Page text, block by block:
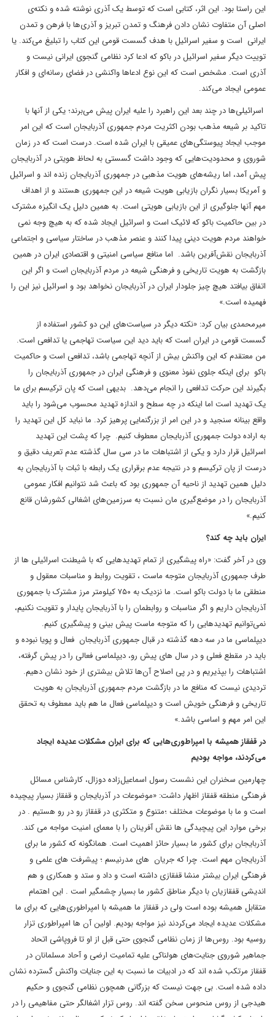
این راستا بود. این اثر، کتابی است که توسط یک آذری نوشته شده و نکته‌ی
اصلی آن متفاوت نشان دادن فرهنگ و تمدن تبریز و آذری‌ها با فرهن و تمدن
ایرانی است و سفیر اسرائیل با هدف گسست قومی این کتاب را تبلیغ می‌کند. یا
توییت دیگر سفیر اسرائیل در باکو که ادعا کرد نظامی گنجوی ایرانی نیست و
آذری است. مشخص است که این نوع ادعاها واکنشی در فضای رسانه‌ای و افکار
عمومی ایجاد می‌کند.
اسرائیلی‌ها در چند بعد این راهبرد را علیه ایران پیش می‌برند؛ یکی از آنها با
تاکید بر شیعه مذهب بودن اکثریت مردم جمهوری آذربایجان است که این امر
موجب ایجاد پیوستگی‌های عمیقی با ایران شده است. درست است که در زمان
شوروی و محدودیت‌هایی که وجود داشت گسستی به لحاظ هویتی در آذربایجان
پیش آمد، اما ریشه‌های هویت مذهبی در جمهوری آذربایجان زنده اند و اسرائیل
و آمریکا بسیار نگران بازیابی هویت شیعه در این جمهوری هستند و از اهداف
مهم آنها جلوگیری از این بازیابی هویتی است. به همین دلیل یک انگیزه مشترک
در بین حاکمیت باکو که لائیک است و اسرائیل ایجاد شده که به هیچ وجه نمی
خواهند مردم هویت دینی پیدا کنند و عنصر مذهب در ساختار سیاسی و اجتماعی
آذربایجان نقش‌آفرین باشد. اما منافع سیاسی امنیتی و اقتصادی ایران در همین
بازگشت به هویت تاریخی و فرهنگی شیعه در مردم آذربایجان است و اگر این
اتفاق بیافتد هیچ چیز جلودار ایران در آذربایجان نخواهد بود و اسرائیل نیز این را
فهمیده است.»
میرمحمدی بیان کرد: «نکته دیگر در سیاست‌های این دو کشور استفاده از
گسست قومی در ایران است که باید دید این سیاست تهاجمی یا تدافعی است.
من معتقدم که این واکنش بیش از آنچه تهاجمی باشد، تدافعی است و حاکمیت
باکو برای اینکه جلوی نفوذ معنوی و فرهنگی ایران در جمهوری آذربایجان را
بگیرند این حرکت تدافعی را انجام می‌دهد. بدیهی است که پان ترکیسم برای ما
یک تهدید است اما اینکه در چه سطح و اندازه تهدید محسوب می‌شود را باید
واقع بینانه سنجید و در این امر از بزرگنمایی پرهیز کرد. ما نباید کل این تهدید را
به اراده دولت جمهوری آذربایجان معطوف کنیم. چرا که پشت این تهدید
اسرائیل قرار دارد و یکی از اشتباهات ما در سی سال گذشته عدم تعریف دقیق و
درست از پان ترکیسم و در نتیجه عدم برقراری یک رابطه با ثبات با آذربایجان به
دلیل همین تهدید‌ از ناحیه آن جمهوری بود که باعث شد نتوانیم افکار عمومی
آذربایجان را در موضع‌گیری مان نسبت به سرزمین‌های اشغالی کشورشان قانع
کنیم.»
ایران باید چه کند؟
وی در آخر گفت: «راه پیشگیری از تمام تهدید‌هایی که با شیطنت اسرائیلی ها از
طرف جمهوری آذربایجان متوجه ماست ، تقویت روابط و مناسبات معقول و
منطقی ما با دولت باکو است. ما نزدیک به ۷۵۰ کیلومتر مرز مشترک با جمهوری
آذربایجان داریم و اگر مناسبات و روابطمان را با آذربایجان پایدار و تقویت نکنیم،
نمی‌توانیم تهدید‌هایی را که متوجه ماست پیش بینی و پیشگیری کنیم.
دیپلماسی ما در سه دهه گذشته در قبال جمهوری آذربایجان فعال و پویا نبوده و
باید در مقطع فعلی و در سال های پیش رو، دیپلماسی فعالی را در پیش گرفته،
اشتباهات را بپذیریم و در پی اصلاح آن‌ها تلاش بیشتری از خود نشان دهیم.
تردیدی نیست که منافع ما در بازگشت مردم جمهوری آذربایجان به هویت
تاریخی و فرهنگی خویش است و دیپلماسی فعال ما هم باید معطوف به تحقق
این امر مهم و اساسی باشد.»
در قفقاز همیشه با امپراطوری‌هایی که برای ایران مشکلات عدیده ایجاد
می‌کردند، مواجه بودیم
چهارمین سخنران این نشست رسول اسماعیل‌زاده دوزال، کارشناس مسائل
فرهنگی منطقه قفقاز اظهار داشت: «موضوعات در آذربایجان و قفقاز بسیار پیچیده
است و ما با موضوعات مختلف ؛متنوع و متکثری در قفقاز رو در رو هستیم . در
برخی موارد این پیچیدگی ها نقش آفرینان را با معمای امنیت مواجه می کند.
آذربایجان برای کشور ما بسیار حائز اهمیت است. همانگونه که کشور ما برای
آذربایجان مهم است. چرا که جریان های مدرنیسم ؛ پیشرفت های علمی و
فرهنگی ایران بیشتر منشا قفقازی داشته است و داد و ستد و همکاری و هم
اندیشی قفقازیان با دیگر مناطق کشور ما بسیار چشمگیر است . این اهتمام
متقابل همیشه بوده است ولی در قفقاز ما همیشه با امپراطوری‌هایی که برای ما
مشکلات عدیده ایجاد می‌کردند نیز مواجه بودیم. اولین آن ها امپراطوری تزار
روسیه بود. روس‌ها از زمان نظامی گنجوی حتی قبل از او تا فروپاشی اتحاد
جماهیر شوروی جنایت‌های هولناکی علیه تمامیت ارضی و آحاد مسلمانان در
قفقاز مرتکب شده اند که در ادبیات ما نسبت به این جنایات واکنش گسترده نشان
داده شده است. بی جهت نیست که بزرگانی همچون نظامی گنجوی و حکیم
هیدجی از روس منحوس سخن گفته اند. روس تزار اشغالگر حتی مفاهیمی را در